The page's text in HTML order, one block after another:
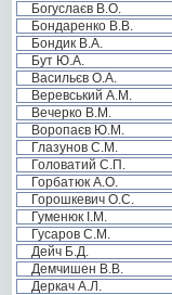
Богуслаєв В.О.
Бондаренко В.В.
Бондик В.А.
Бут Ю.А.
Васильєв О.А.
Веревський А.М.
Вечерко В.М.
Воропаєв Ю.М.
Глазунов С.М.
Головатий С.П.
Горбатюк А.О.
Горошкевич О.С.
Гуменюк І.М.
Гусаров С.М.
Дейч Б.Д.
Демчишен В.В.
Деркач А.Л.